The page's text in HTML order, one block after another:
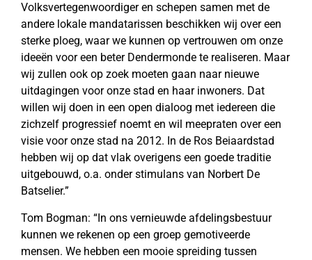
Volksvertegenwoordiger en schepen samen met de
andere lokale mandatarissen beschikken wij over een
sterke ploeg, waar we kunnen op vertrouwen om onze
ideeën voor een beter Dendermonde te realiseren. Maar
wij zullen ook op zoek moeten gaan naar nieuwe
uitdagingen voor onze stad en haar inwoners. Dat
willen wij doen in een open dialoog met iedereen die
zichzelf progressief noemt en wil meepraten over een
visie voor onze stad na 2012. In de Ros Beiaardstad
hebben wij op dat vlak overigens een goede traditie
uitgebouwd, o.a. onder stimulans van Norbert De
Batselier.”
Tom Bogman: “In ons vernieuwde afdelingsbestuur
kunnen we rekenen op een groep gemotiveerde
mensen. We hebben een mooie spreiding tussen